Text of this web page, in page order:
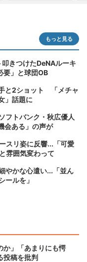
もっと見る
きつけたDeNAルーキ
」と球団OB
と2ショット 「メチャ
」話題に
フトバンク・秋広優人
会ある」の声が
スリ姿に反響...「可愛
雰囲気変わって
やかな心遣い...「並ん
ールを」
か」「あまりにも愕
投稿を批判